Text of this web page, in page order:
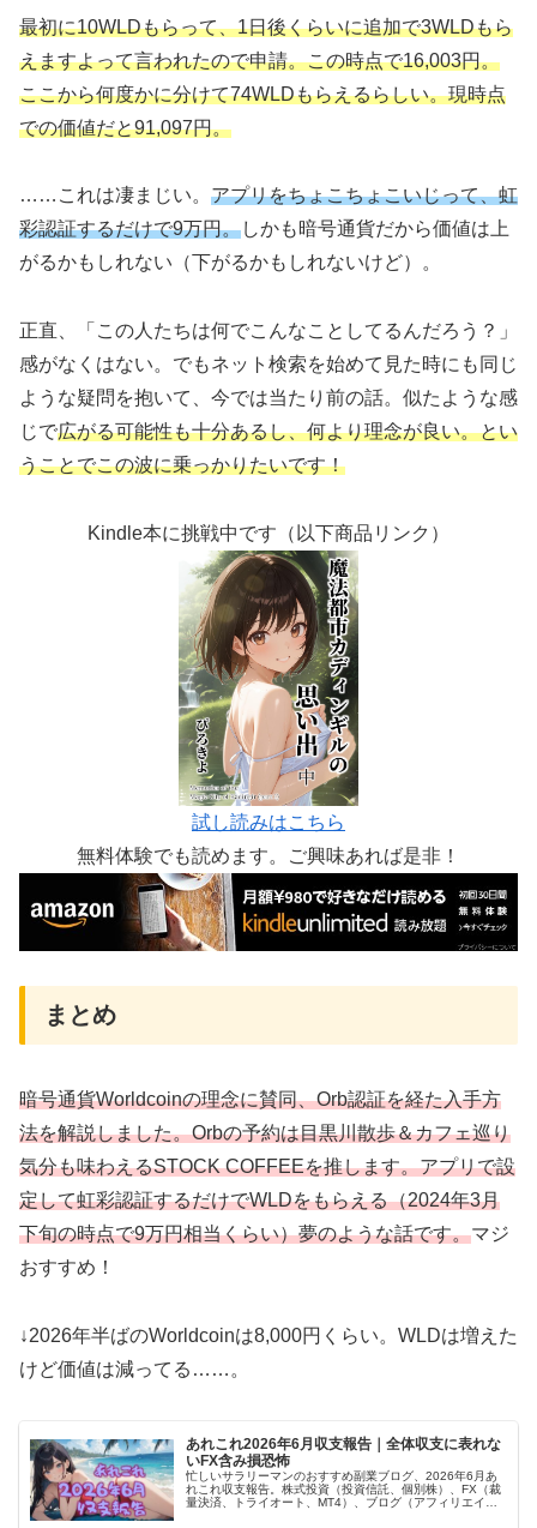
最初に10WLDもらって、1日後くらいに追加で3WLDもら
えますよって言われたので申請。この時点で16,003円。
ここから何度かに分けて74WLDもらえるらしい。現時点
での価値だと91,097円。
……これは凄まじい。 アプリをちょこちょこいじって、虹
彩認証するだけで9万円。しかも暗号通貨だから価値は上
がるかもしれない（下がるかもしれないけど）。
正直、「この人たちは何でこんなことしてるんだろう？」
感がなくはない。でもネット検索を始めて見た時にも同じ
ような疑問を抱いて、今では当たり前の話。似たような感
じで広がる可能性も十分あるし、何より理念が良い。とい
うことでこの波に乗っかりたいです！
Kindle本に挑戦中です（以下商品リンク）
試し読みはこちら
無料体験でも読めます。ご興味あれば是非！
まとめ
暗号通貨Worldcoinの理念に賛同、Orb認証を経た入手方
法を解説しました。Orbの予約は目黒川散歩＆カフェ巡り
気分も味わえるSTOCK COFFEEを推します。アプリで設
定して虹彩認証するだけでWLDをもらえる（2024年3月
下旬の時点で9万円相当くらい）夢のような話です。マジ
おすすめ！
↓2026年半ばのWorldcoinは8,000円くらい。WLDは増えた
けど価値は減ってる……。
あれこれ2026年6月収支報告｜全体収支に表れな
いFX含み損恐怖
忙しいサラリーマンのおすすめ副業ブログ、2026年6月あ
れこれ収支報告。株式投資（投資信託、個別株）、FX（裁
量決済、トライオート、MT4）、ブログ（アフィリエイ